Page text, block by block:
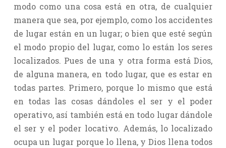
modo como una cosa está en otra, de cualquier
manera que sea, por ejemplo, como los accidentes
de lugar están en un lugar; o bien que esté según
el modo propio del lugar, como lo están los seres
localizados. Pues de una y otra forma está Dios,
de alguna manera, en todo lugar, que es estar en
todas partes. Primero, porque lo mismo que está
en todas las cosas dándoles el ser y el poder
operativo, así también está en todo lugar dándole
el ser y el poder locativo. Además, lo localizado
ocupa un lugar porque lo llena, y Dios llena todos